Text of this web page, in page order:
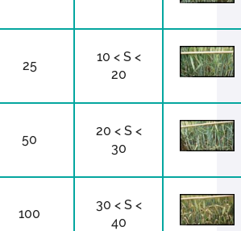
25
10 < S <
20
50
20 < S <
30
100
30 < S <
40